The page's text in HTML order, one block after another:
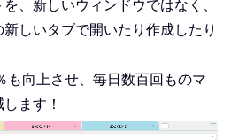
、新しいウィンドウではなく、
しいタブで開いたり作成したり
も向上させ、毎日数百回ものマ
ます！